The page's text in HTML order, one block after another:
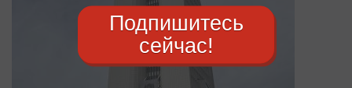
Подпишитесь
сейчас!